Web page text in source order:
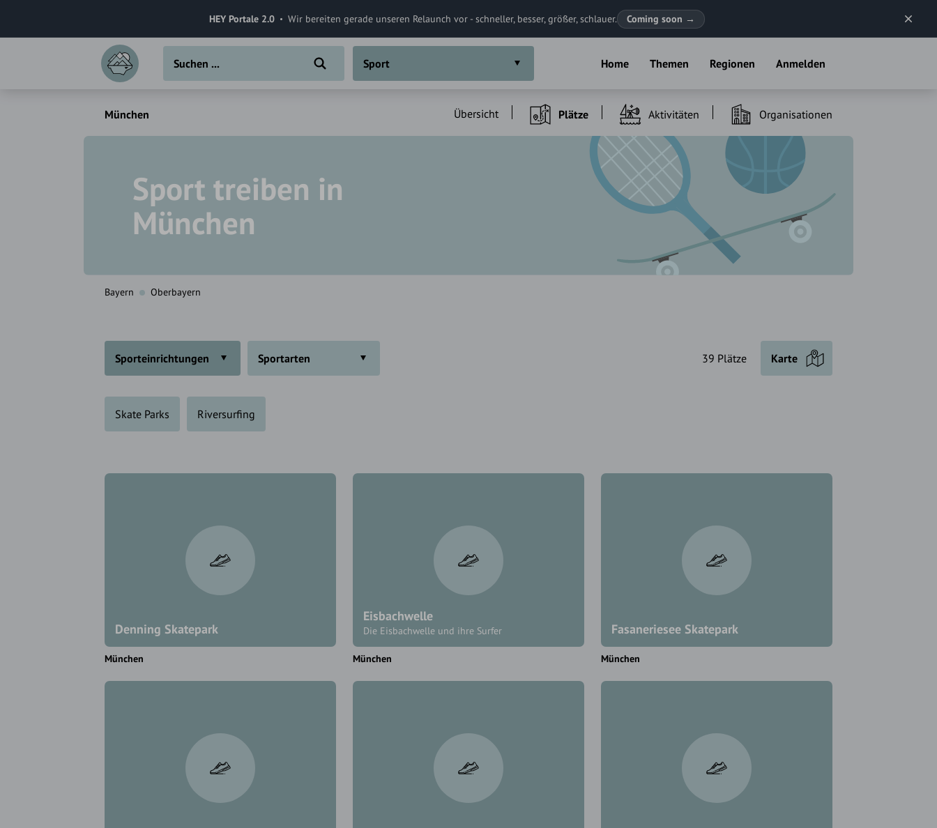
HEY Portale 2.0 Wir bereiten gerade unseren Relaunch vor - schneller, besser, größer, schlauer. Coming soon →
Home Themen Regionen Anmelden
Sport
München Übersicht Plätze Aktivitäten Organisationen
Sport treiben in
München
Bayern Oberbayern
Sporteinrichtungen Sportarten
Skate Parks Riversurfing
39 Plätze Karte
Denning Skatepark
München
Eisbachwelle
Die Eisbachwelle und ihre Surfer
München
Fasaneriesee Skatepark
München